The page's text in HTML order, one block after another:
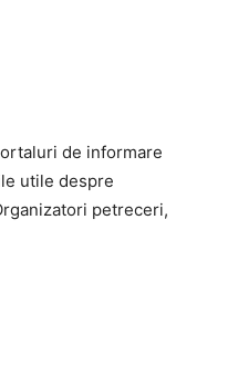
de informare
utile despre
petreceri,